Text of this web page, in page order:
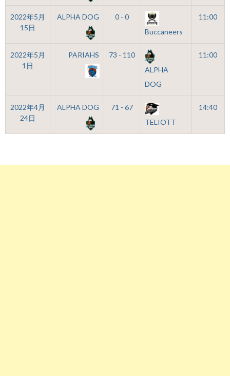
2022年5月
15日
ALPHA DOG
0 - 0
Buccaneers
11:00
2022年5月
1日
PARIAHS
73 - 110
ALPHA
DOG
11:00
2022年4月
24日
ALPHA DOG
71 - 67
TELIOTT
14:40